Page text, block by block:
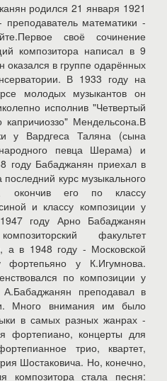
родился 21 января 1921
математики -
своё сочинение
композитора написал в 9
оказался в группе одарённых
В 1933 году на
молодых музыкантов он
исполнив "Четвертый
Мендельсона.В
у Вардгеса Таляна (сына
певца Шерама) и
году Бабаджанян приехал в
курс музыкального
окончив его по классу
и классу композиции у
году Арно Бабаджанян
факультет
а в 1948 году - Московской
фортепьяно у К.Игумнова.
по композиции у
А.Бабаджанян преподавал в
Много внимания им было
в самых разных жанрах -
фортепиано, концерты для
трио, квартет,
Шостаковича. Но, конечно,
композитора стала песня: